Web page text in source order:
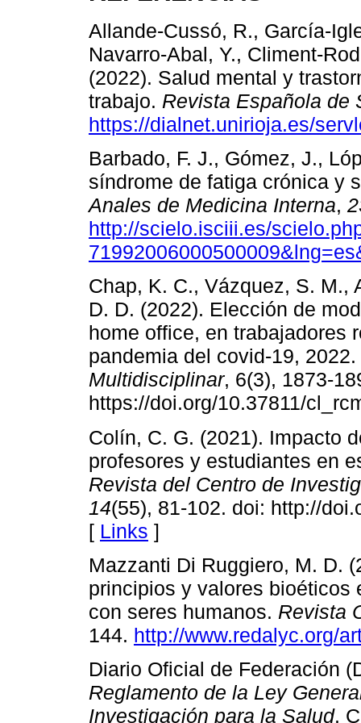
Allande-Cussó, R., García-
Navarro-Abal, Y., Climent-
(2022). Salud mental y
trabajo. Revista Española de
https://dialnet.unirioja.es/
Barbado, F. J., Gómez, J.,
síndrome de fatiga crónica y
Anales de Medicina Interna,
http://scielo.isciii.es/
Chap, K. C., Vázquez, S. M.,
D. D. (2022). Elección de
home office, en trabajadores
pandemia del covid-19, 2022.
Multidisciplinar, 6(3), 1873-
https://doi.org/10.37811/
Colín, C. G. (2021). Impacto
profesores y estudiantes en
Revista del Centro de
14(55), 81-102. doi: http://
[ Links ]
Mazzanti Di Ruggiero, M. D.
principios y valores bioéticos
con seres humanos. Revista
144. http://www.redalyc.org/
Diario Oficial de Federación
Reglamento de la Ley
Investigación para la Salud.